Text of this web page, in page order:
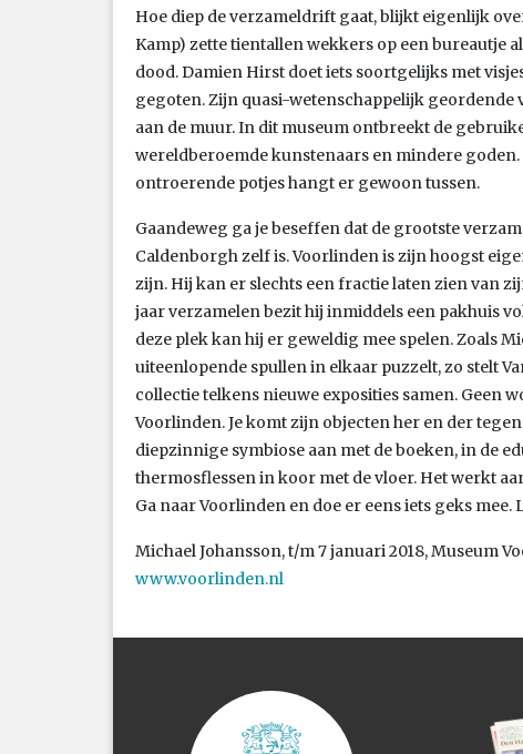
Hoe diep de verzameldrift gaat, blijkt eigenlijk
Kamp) zette tientallen wekkers op een bureautje
dood. Damien Hirst doet iets soortgelijks met
gegoten. Zijn quasi-wetenschappelijk geordende
aan de muur. In dit museum ontbreekt de
wereldberoemde kunstenaars en mindere
ontroerende potjes hangt er gewoon tussen.
Gaandeweg ga je beseffen dat de grootste
Caldenborgh zelf is. Voorlinden is zijn hoogst
zijn. Hij kan er slechts een fractie laten zien van
jaar verzamelen bezit hij inmiddels een pakhuis
deze plek kan hij er geweldig mee spelen. Zoals
uiteenlopende spullen in elkaar puzzelt, zo stelt
collectie telkens nieuwe exposities samen. Geen
Voorlinden. Je komt zijn objecten her en der
diepzinnige symbiose aan met de boeken, in de
thermosflessen in koor met de vloer. Het werkt
Ga naar Voorlinden en doe er eens iets geks mee.
Michael Johansson, t/m 7 januari 2018, Museum
www.voorlinden.nl